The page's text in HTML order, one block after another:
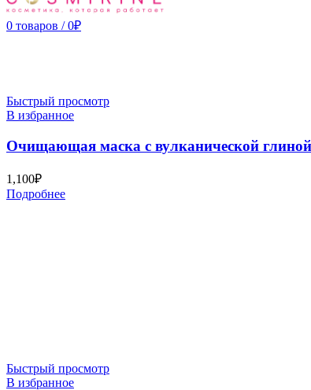
0 товаров / 0₽
Быстрый просмотр
В избранное
Очищающая маска с вулканической
1,100₽
Подробнее
Быстрый просмотр
В избранное